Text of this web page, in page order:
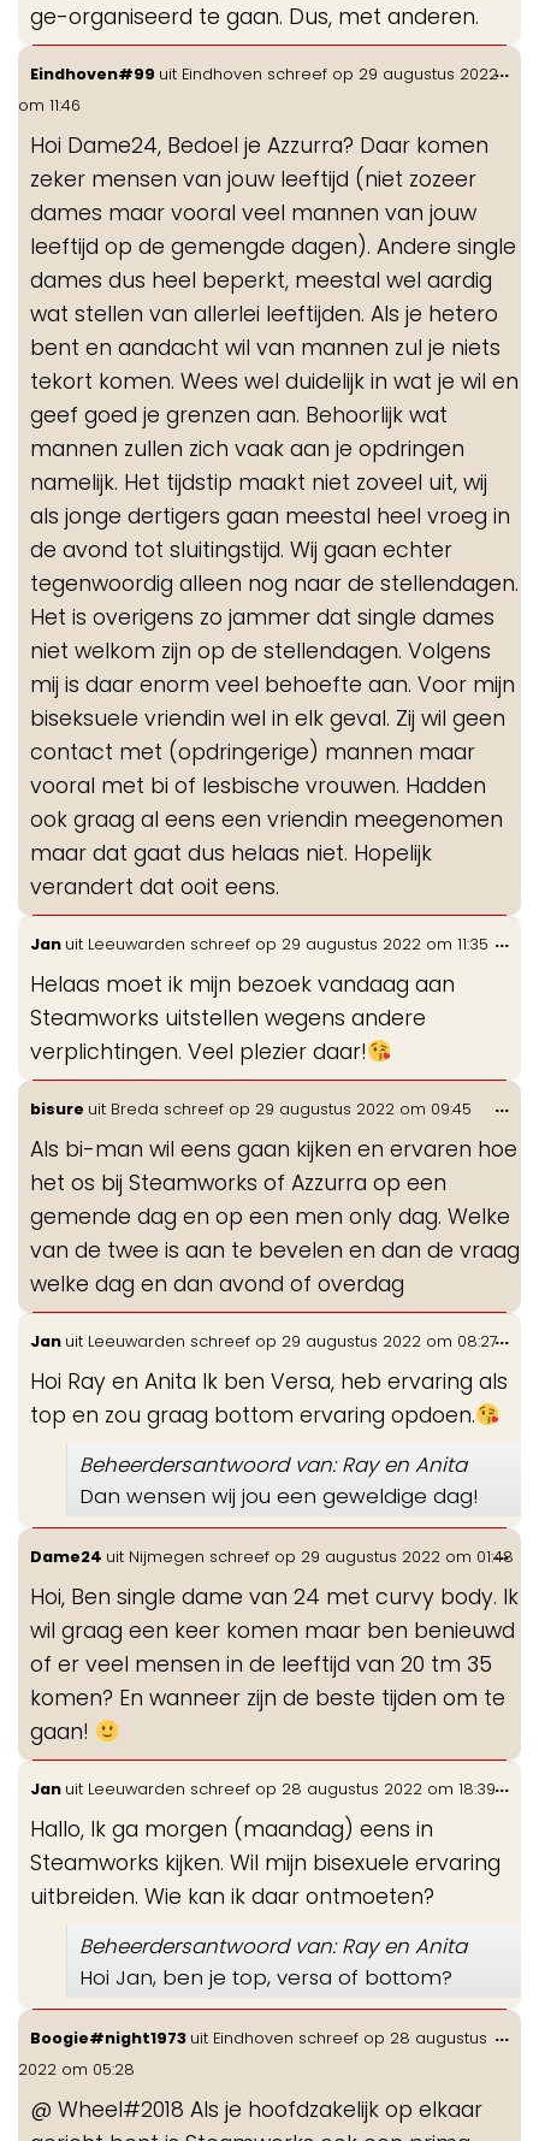
ge-organiseerd te gaan. Dus, met anderen.
Eindhoven#99 uit Eindhoven schreef op 29 augustus 2022
om 11:46
Hoi Dame24, Bedoel je Azzurra? Daar komen
zeker mensen van jouw leeftijd (niet zozeer
dames maar vooral veel mannen van jouw
leeftijd op de gemengde dagen). Andere single
dames dus heel beperkt, meestal wel aardig
wat stellen van allerlei leeftijden. Als je hetero
bent en aandacht wil van mannen zul je niets
tekort komen. Wees wel duidelijk in wat je wil en
geef goed je grenzen aan. Behoorlijk wat
mannen zullen zich vaak aan je opdringen
namelijk. Het tijdstip maakt niet zoveel uit, wij
als jonge dertigers gaan meestal heel vroeg in
de avond tot sluitingstijd. Wij gaan echter
tegenwoordig alleen nog naar de stellendagen.
Het is overigens zo jammer dat single dames
niet welkom zijn op de stellendagen. Volgens
mij is daar enorm veel behoefte aan. Voor mijn
biseksuele vriendin wel in elk geval. Zij wil geen
contact met (opdringerige) mannen maar
vooral met bi of lesbische vrouwen. Hadden
ook graag al eens een vriendin meegenomen
maar dat gaat dus helaas niet. Hopelijk
verandert dat ooit eens.
...
Jan uit Leeuwarden schreef op 29 augustus 2022 om 11:35
Helaas moet ik mijn bezoek vandaag aan
Steamworks uitstellen wegens andere
verplichtingen. Veel plezier daar!
...
bisure uit Breda schreef op 29 augustus 2022 om 09:45
Als bi-man wil eens gaan kijken en ervaren hoe
het os bij Steamworks of Azzurra op een
gemende dag en op een men only dag. Welke
van de twee is aan te bevelen en dan de vraag
welke dag en dan avond of overdag
...
Jan uit Leeuwarden schreef op 29 augustus 2022 om 08:27
Hoi Ray en Anita Ik ben Versa, heb ervaring als
top en zou graag bottom ervaring opdoen.
Beheerdersantwoord van: Ray en Anita
Dan wensen wij jou een geweldige dag!
...
Dame24 uit Nijmegen schreef op 29 augustus 2022 om 01:48
Hoi, Ben single dame van 24 met curvy body. Ik
wil graag een keer komen maar ben benieuwd
of er veel mensen in de leeftijd van 20 tm 35
komen? En wanneer zijn de beste tijden om te
gaan!
...
Jan uit Leeuwarden schreef op 28 augustus 2022 om 18:39
Hallo, Ik ga morgen (maandag) eens in
Steamworks kijken. Wil mijn bisexuele ervaring
uitbreiden. Wie kan ik daar ontmoeten?
Beheerdersantwoord van: Ray en Anita
Hoi Jan, ben je top, versa of bottom?
...
Boogie#night1973 uit Eindhoven schreef op 28 augustus
2022 om 05:28
@ Wheel#2018 Als je hoofdzakelijk op elkaar
...